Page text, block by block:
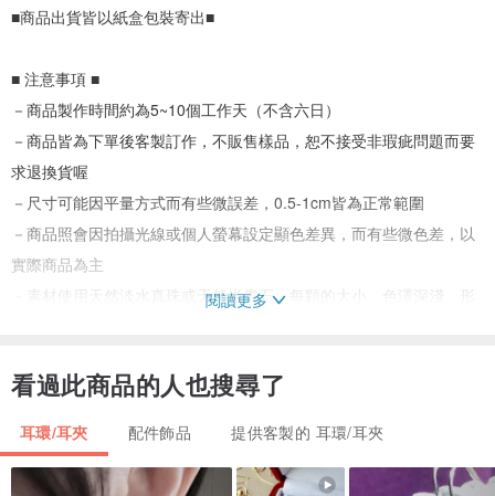
■商品出貨皆以紙盒包裝寄出■
■ 注意事項 ■
－商品製作時間約為5~10個工作天（不含六日）
－商品皆為下單後客製訂作，不販售樣品，恕不接受非瑕疵問題而要
求退換貨喔
－尺寸可能因平量方式而有些微誤差，0.5-1cm皆為正常範圍
－商品照會因拍攝光線或個人螢幕設定顯色差異，而有些微色差，以
實際商品為主
－素材使用天然淡水真珠或天然半貴石，每顆的大小、色澤深淺、形
調整排列方式，實際商品會與照片有些微差異，請能接受再下單購買
－手工製品請避免用力拉扯或重壓疊放，以免商品之損壞變形
閱讀更多
看過此商品的人也搜尋了
耳環/耳夾 配件飾品 提供客製的 耳環/耳夾